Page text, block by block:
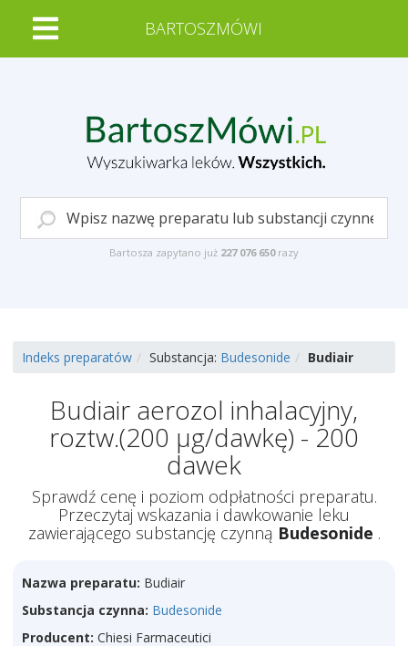
BARTOSZMÓWI
Bartosza zapytano już 227 076 650 razy
Indeks preparatów Substancja: Budesonide Budiair
Budiair aerozol inhalacyjny,
roztw.(200 µg/dawkę) - 200
dawek
Sprawdź cenę i poziom odpłatności preparatu.
Przeczytaj wskazania i dawkowanie leku
zawierającego substancję czynną Budesonide .
Nazwa preparatu: Budiair
Substancja czynna: Budesonide
Producent: Chiesi Farmaceutici